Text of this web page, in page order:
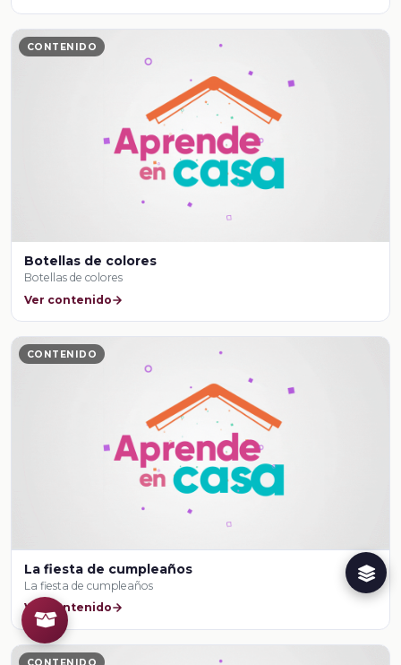
CONTENIDO
Botellas de colores
Botellas de colores
Ver contenido
CONTENIDO
La fiesta de cumpleaños
La fiesta de cumpleaños
Ver contenido
CONTENIDO